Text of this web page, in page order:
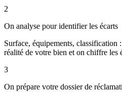
2
On analyse pour identifier les écarts
Surface, équipements, classification
réalité de votre bien et on chiffre les
3
On prépare votre dossier de